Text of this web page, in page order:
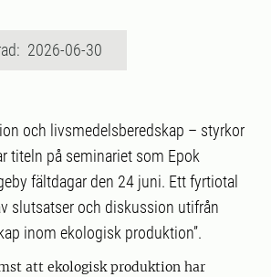
2026-06-30
och livsmedelsberedskap – styrkor
titeln på seminariet som Epok
fältdagar den 24 juni. Ett fyrtiotal
slutsatser och diskussion utifrån
inom ekologisk produktion”.
att ekologisk produktion har